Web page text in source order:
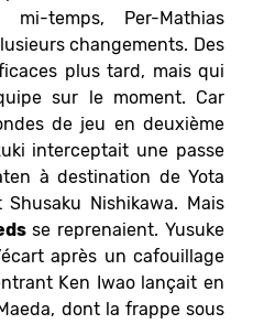
temps, Per-Mathias
changements. Des
plus tard, mais qui
sur le moment. Car
de jeu en deuxième
interceptait une passe
à destination de Yota
Nishikawa. Mais
se reprenaient. Yusuke
après un cafouillage
Ken Iwao lançait en
dont la frappe sous